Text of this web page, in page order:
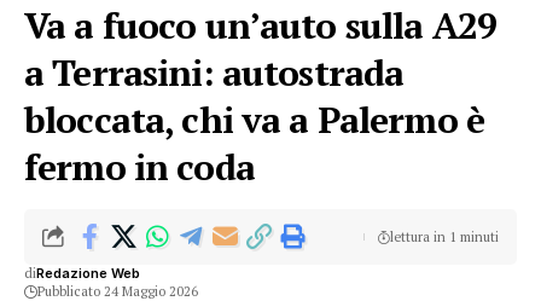
Va a fuoco un’auto sulla A29
a Terrasini: autostrada
bloccata, chi va a Palermo è
fermo in coda
diRedazione Web
Pubblicato 24 Maggio 2026
lettura in 1 minuti